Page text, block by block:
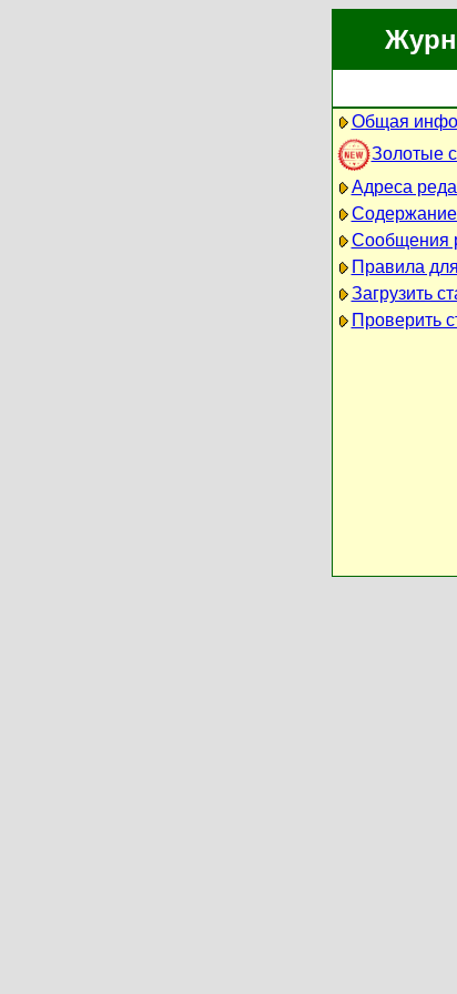
Общая
Золотые
Адреса
Сообщения
Правила
Загрузить
Проверить